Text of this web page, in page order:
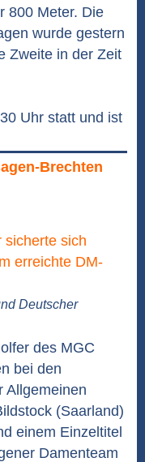
800 Meter. Die
wurde gestern
Zweite in der Zeit
Uhr statt und ist
Brechten
Deutscher
des MGC
bei den
Allgemeinen
(Saarland)
einem Einzeltitel
Damenteam